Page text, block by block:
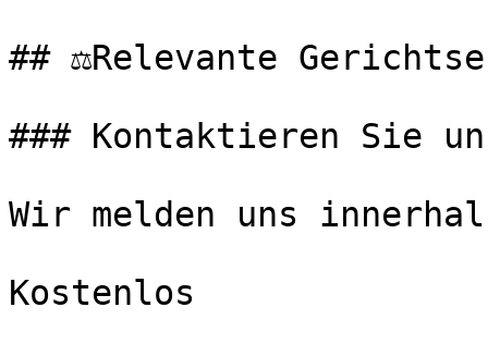
## ⚖️Relevante
### Kontaktieren Sie
Wir melden uns
Kostenlos